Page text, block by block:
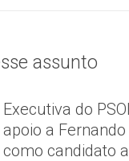
assunto
Executiva do
apoio a
como candidato